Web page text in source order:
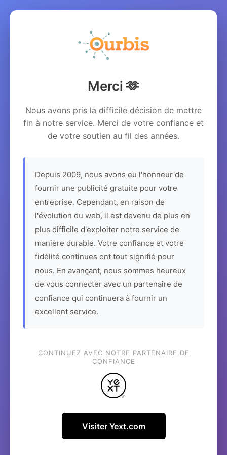
Merci 🫶
Nous avons pris la difficile décision de mettre
fin à notre service. Merci de votre confiance et
de votre soutien au fil des années.
Depuis 2009, nous avons eu l'honneur de
fournir une publicité gratuite pour votre
entreprise. Cependant, en raison de
l'évolution du web, il est devenu de plus en
plus difficile d'exploiter notre service de
manière durable. Votre confiance et votre
fidélité continues ont tout signifié pour
nous. En avançant, nous sommes heureux
de vous connecter avec un partenaire de
confiance qui continuera à fournir un
excellent service.
CONTINUEZ AVEC NOTRE PARTENAIRE DE
CONFIANCE
Visiter Yext.com